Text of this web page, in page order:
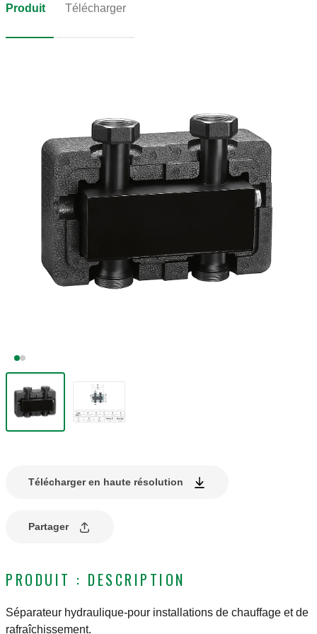
Produit Télécharger
Télécharger en haute résolution
Partager
PRODUIT : DESCRIPTION
Séparateur hydraulique-pour installations de chauffage et de
rafraîchissement.